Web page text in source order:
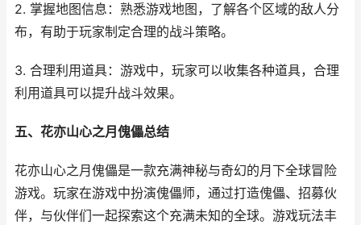
2. 掌握地图信息：熟悉游戏地图，了解各个区域的敌人分
布，有助于玩家制定合理的战斗策略。
3. 合理利用道具：游戏中，玩家可以收集各种道具，合理
利用道具可以提升战斗效果。
五、花亦山心之月傀儡总结
花亦山心之月傀儡是一款充满神秘与奇幻的月下全球冒险
游戏。玩家在游戏中扮演傀儡师，通过打造傀儡、招募伙
伴，与伙伴们一起探索这个充满未知的全球。游戏玩法丰